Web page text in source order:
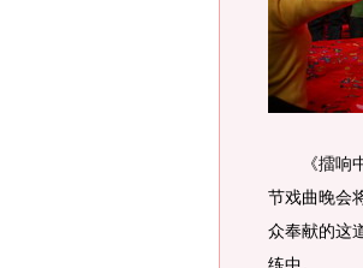
《擂响中
节戏曲晚会
众奉献的这